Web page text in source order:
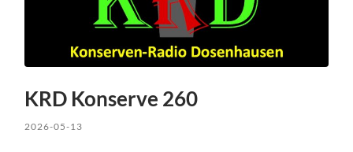
KRD Konserve 260
2026-05-13